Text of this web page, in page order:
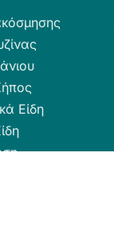
Είδη